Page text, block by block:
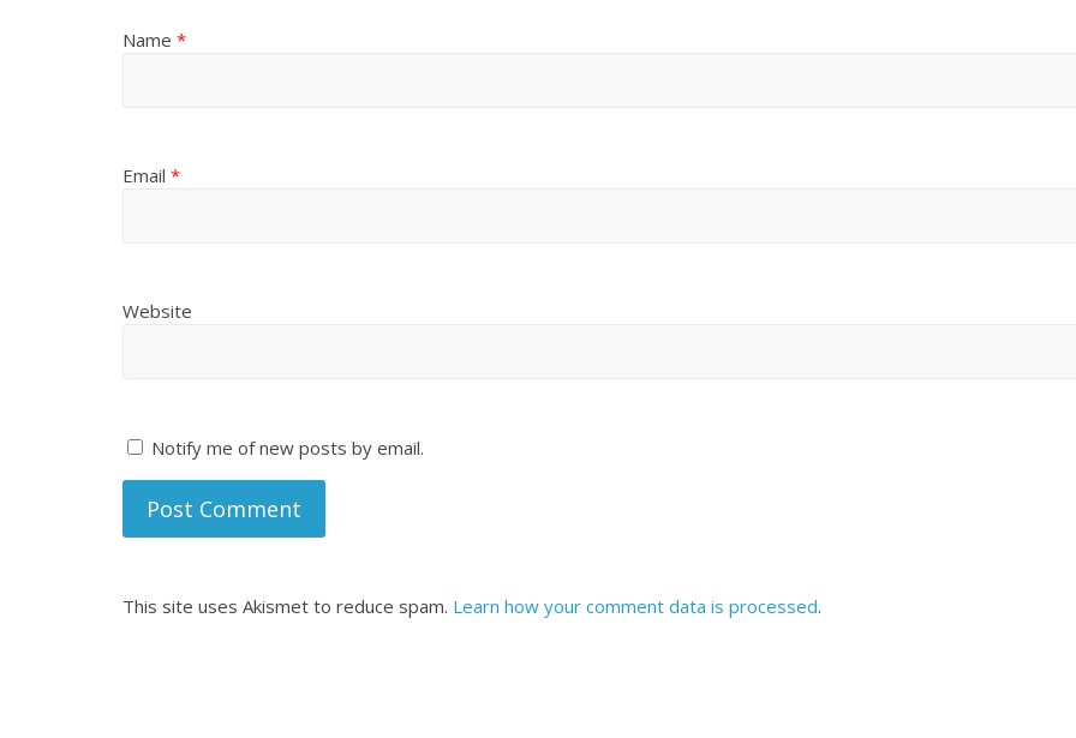
Name *
Email *
Website
Notify me of new posts by email.
This site uses Akismet to reduce spam. Learn how your comment data is processed.